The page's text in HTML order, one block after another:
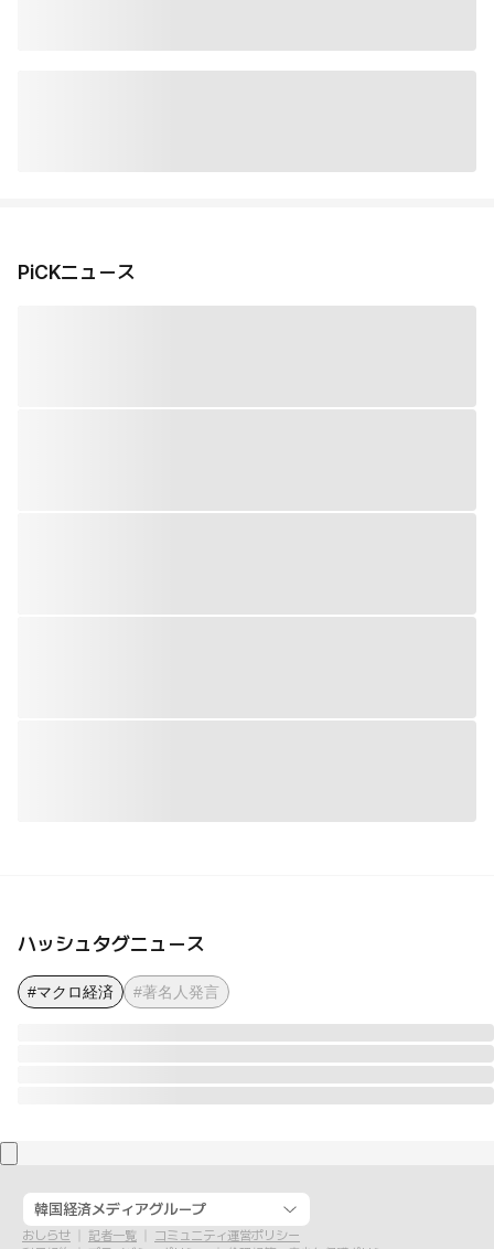
PiCKニュース
ハッシュタグニュース
#マクロ経済 #著名人発言
韓国経済メディアグループ
おしらせ 記者一覧
コミュニティ運営ポリシー